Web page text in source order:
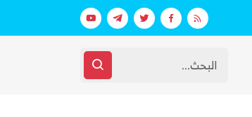
على السعودية